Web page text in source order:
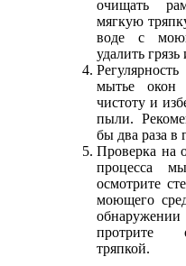
очищать
мягкую
воде с
удалить
мытье окон
чистоту и
пыли.
бы два раза в
Проверка на
процесса
осмотрите
моющего
протрите
тряпкой.